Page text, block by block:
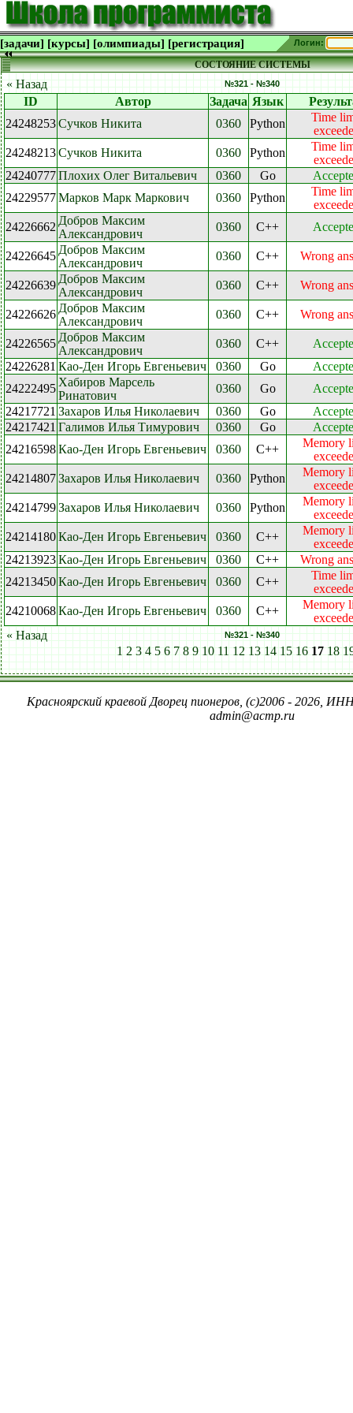
[задачи] [курсы] [олимпиады] [регистрация] Логин:
СОСТОЯНИЕ СИСТЕМЫ
« Назад №321 - №340
ID Автор Задача Язык
24248253Сучков Никита 0360 Python
Time
24248213Сучков Никита 0360 Python
Time
24240777Плохих Олег Витальевич 0360 Go
24229577Марков Марк Маркович 0360 Python
Time
24226662 Добров Максим
Александрович
0360 C++
24226645 Добров Максим
Александрович
0360 C++ Wrong
24226639 Добров Максим
Александрович
0360 C++ Wrong
24226626 Добров Максим
Александрович
0360 C++ Wrong
24226565 Добров Максим
Александрович
0360 C++
24226281 Као-Ден Игорь Евгеньевич 0360 Go
24222495 Хабиров Марсель
Ринатович
0360 Go
24217721 Захаров Илья Николаевич 0360 Go
24217421 Галимов Илья Тимурович 0360 Go
24216598Као-Ден Игорь Евгеньевич 0360 C++
Memory
24214807Захаров Илья Николаевич 0360 Python
Memory
24214799Захаров Илья Николаевич 0360 Python
Memory
24214180Као-Ден Игорь Евгеньевич 0360 C++
Memory
24213923Као-Ден Игорь Евгеньевич 0360 C++
Wrong
24213450Као-Ден Игорь Евгеньевич 0360 C++
Time
24210068Као-Ден Игорь Евгеньевич 0360 C++
Memory
« Назад
№321 - №340
1 2 3 4 5 6 7 8 9 10 11 12 13 14 15 16 17 18
Красноярский краевой Дворец пионеров, (c)2006 - 2026,
admin@acmp.ru